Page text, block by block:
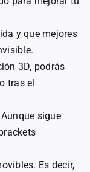
y que mejores
3D, podrás
tras el
sigue
Es decir,